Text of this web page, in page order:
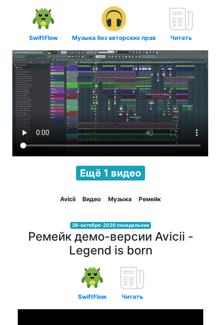
SwiftFlow Музыка без авторских прав Читать
Ещё 1 видео
Avicii Видео Музыка Ремейк
26-октября-2020 понедельник
Ремейк демо-версии Avicii -
Legend is born
SwiftFlow Читать